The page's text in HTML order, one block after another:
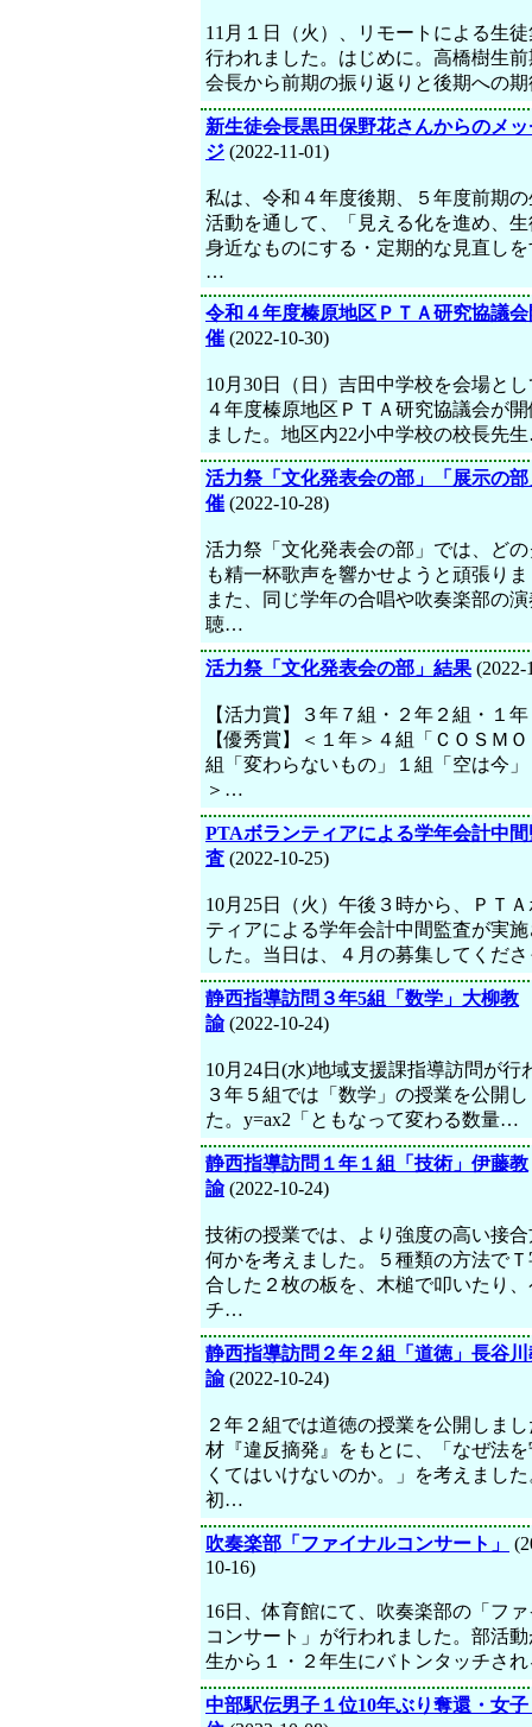
11月１日（火）、リモートによる生
行われました。はじめに。高橋樹生
会長から前期の振り返りと後期への
新生徒会長黒田保野花さんからのメ
ジ (2022-11-01)
私は、令和４年度後期、５年度前期
活動を通して、「見える化を進め、
身近なものにする・定期的な見直し
…
令和４年度榛原地区ＰＴＡ研究協議会
催 (2022-10-30)
10月30日（日）吉田中学校を会場と
４年度榛原地区ＰＴＡ研究協議会が
ました。地区内22小中学校の校長先
活力祭「文化発表会の部」「展示の
催 (2022-10-28)
活力祭「文化発表会の部」では、ど
も精一杯歌声を響かせようと頑張り
また、同じ学年の合唱や吹奏楽部の
聴…
活力祭「文化発表会の部」結果 (2022-
【活力賞】３年７組・２年２組・１
【優秀賞】＜１年＞４組「ＣＯＳＭ
組「変わらないもの」１組「空は今
＞…
PTAボランティアによる学年会計中間
査 (2022-10-25)
10月25日（火）午後３時から、ＰＴ
ティアによる学年会計中間監査が実
した。当日は、４月の募集してくだ
静西指導訪問３年5組「数学」大柳教
諭(2022-10-24)
10月24日(水)地域支援課指導訪問が行
３年５組では「数学」の授業を公開
た。y=ax2「ともなって変わる数量…
静西指導訪問１年１組「技術」伊藤教
諭(2022-10-24)
技術の授業では、より強度の高い接
何かを考えました。５種類の方法で
合した２枚の板を、木槌で叩いたり
チ…
静西指導訪問２年２組「道徳」長谷川
諭(2022-10-24)
２年２組では道徳の授業を公開しま
材『違反摘発』をもとに、「なぜ法
くてはいけないのか。」を考えまし
初…
吹奏楽部「ファイナルコンサート」
10-16)
16日、体育館にて、吹奏楽部の「フ
コンサート」が行われました。部活
生から１・２年生にバトンタッチさ
中部駅伝男子１位10年ぶり奪還・女子